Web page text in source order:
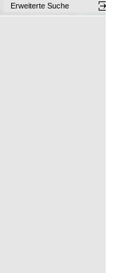
Erweiterte Suche